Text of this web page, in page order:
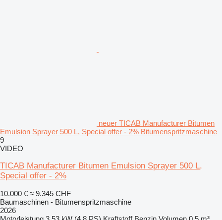
neuer TICAB Manufacturer Bitumen
Emulsion Sprayer 500 L, Special offer - 2% Bitumenspritzmaschine
9
VIDEO
TICAB Manufacturer Bitumen Emulsion Sprayer 500 L,
Special offer - 2%
10.000 € ≈ 9.345 CHF
Baumaschinen - Bitumenspritzmaschine
2026